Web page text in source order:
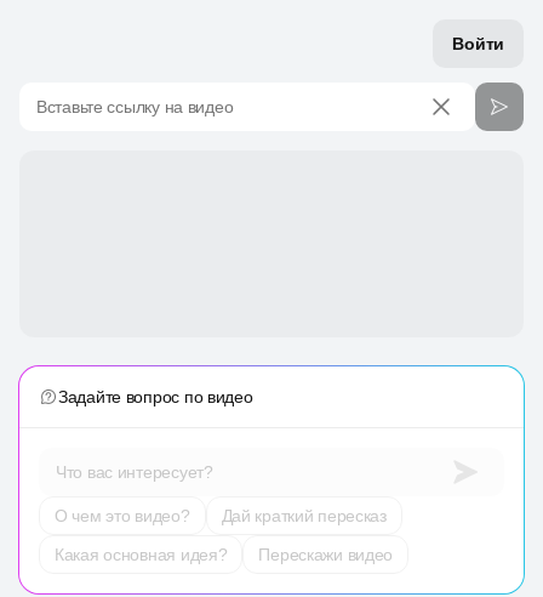
Войти
Вставьте ссылку на видео
Задайте вопрос по видео
Что вас интересует?
О чем это видео?
Дай краткий пересказ
Какая основная идея?
Перескажи видео